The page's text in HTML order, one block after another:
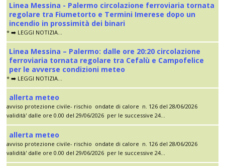
Linea Messina - Palermo circolazione ferroviaria tornata
regolare tra Fiumetorto e Termini Imerese dopo un
incendio in prossimità dei binari
* ➡️ LEGGI NOTIZIA...
Linea Messina – Palermo: dalle ore 20:20 circolazione
ferroviaria tornata regolare tra Cefalù e Campofelice
per le avverse condizioni meteo
* ➡️ LEGGI NOTIZIA...
allerta meteo
avviso protezione civile- rischio ondate di calore n. 126 del 28/06/2026
validità' dalle ore 0.00 del 29/06/2026 per le successive 24...
allerta meteo
avviso protezione civile- rischio ondate di calore n. 126 del 28/06/2026
validità' dalle ore 0.00 del 29/06/2026 per le successive 24...